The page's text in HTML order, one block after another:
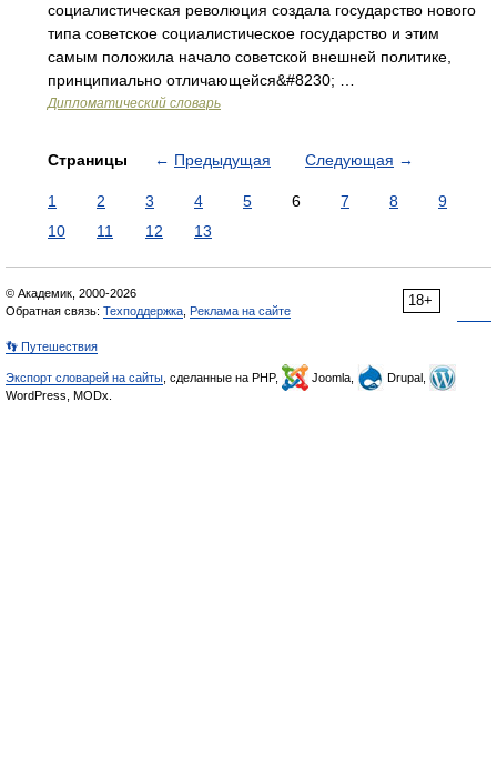
социалистическая революция создала государство нового
типа советское социалистическое государство и этим
самым положила начало советской внешней политике,
принципиально отличающейся&#8230; …
Дипломатический словарь
Страницы ← Предыдущая Следующая →
1 2 3 4 5 6 7 8
9
10
11 12 13
18+
© Академик, 2000-2026
Обратная связь: Техподдержка Реклама на сайте
👣 Путешествия
Экспорт словарей на сайты , сделанные на PHP, Joomla,
Drupal,
WordPress, MODx.